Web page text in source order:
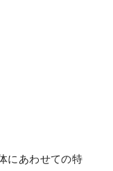
にあわせての特